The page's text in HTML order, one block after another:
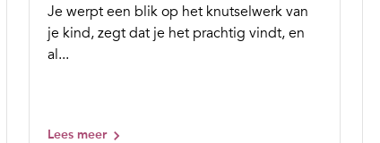
Je werpt een blik op het knutselwerk van
je kind, zegt dat je het prachtig vindt, en
al...
Lees meer